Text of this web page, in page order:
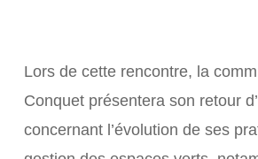
Lors de cette rencontre, la
Conquet présentera son retour
concernant l’évolution de ses